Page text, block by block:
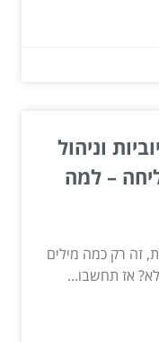
וניהול
– למה
זה רק כמה מילים
אז תחשבו...